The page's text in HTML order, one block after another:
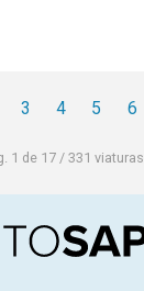
3 4 5 6
1 de 17 / 331 viaturas